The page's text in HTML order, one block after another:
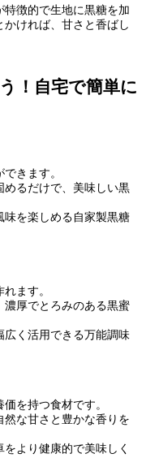
徴的で生地に黒糖を加
ければ、甘さと香ばし
！自宅で簡単に
きます。
るだけで、美味しい黒
味を楽しめる自家製黒糖
ます。
厚でとろみのある黒蜜
く活用できる万能調味
を持つ食材です。
な甘さと豊かな香りを
より健康的で美味しく